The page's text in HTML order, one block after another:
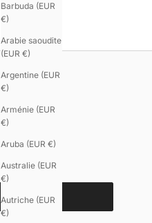
Barbuda (EUR
€)
Arabie saoudite
(EUR €)
Argentine (EUR
€)
Arménie (EUR
€)
Aruba (EUR €)
Australie (EUR
€)
Autriche (EUR
€)